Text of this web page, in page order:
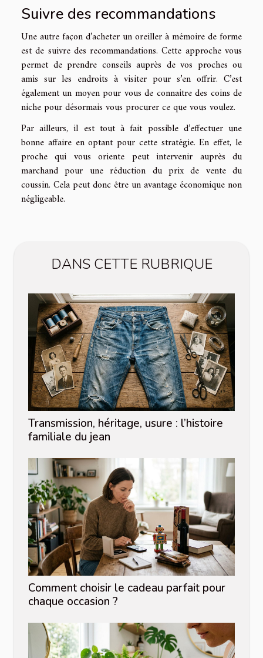
Suivre des recommandations
Une autre façon d’acheter un oreiller à mémoire de forme
est de suivre des recommandations. Cette approche vous
permet de prendre conseils auprès de vos proches ou
amis sur les endroits à visiter pour s’en offrir. C’est
également un moyen pour vous de connaitre des coins de
niche pour désormais vous procurer ce que vous voulez.
Par ailleurs, il est tout à fait possible d’effectuer une
bonne affaire en optant pour cette stratégie. En effet, le
proche qui vous oriente peut intervenir auprès du
marchand pour une réduction du prix de vente du
coussin. Cela peut donc être un avantage économique non
négligeable.
DANS CETTE RUBRIQUE
Transmission, héritage, usure : l’histoire
familiale du jean
Comment choisir le cadeau parfait pour
chaque occasion ?